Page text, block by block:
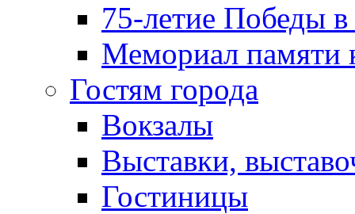
75-летие Победы
Мемориал памяти
Гостям города
Вокзалы
Выставки,
Гостиницы